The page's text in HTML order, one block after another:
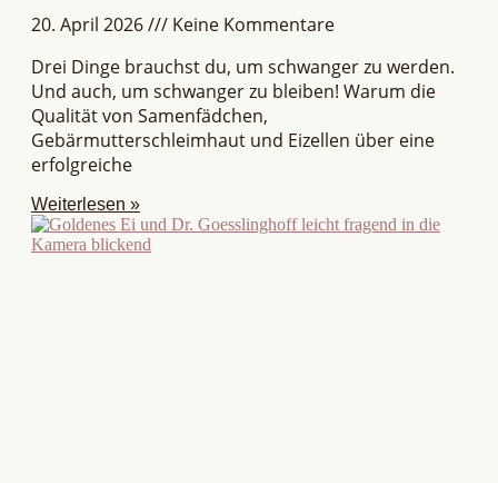
20. April 2026
Keine Kommentare
Drei Dinge brauchst du, um schwanger zu werden.
Und auch, um schwanger zu bleiben! Warum die
Qualität von Samenfädchen,
Gebärmutterschleimhaut und Eizellen über eine
erfolgreiche
Weiterlesen »